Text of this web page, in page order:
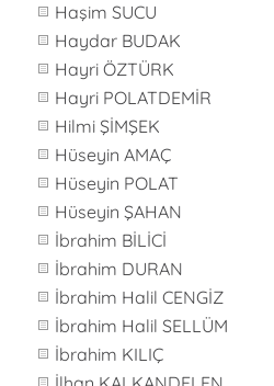
Haşim SUCU
Haydar BUDAK
Hayri ÖZTÜRK
Hayri POLATDEMİR
Hilmi ŞİMŞEK
Hüseyin AMAÇ
Hüseyin POLAT
Hüseyin ŞAHAN
İbrahim BİLİCİ
İbrahim DURAN
İbrahim Halil CENGİZ
İbrahim Halil SELLÜM
İbrahim KILIÇ